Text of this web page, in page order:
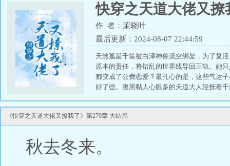
快穿之天道大佬又撩
作 者：茉晓叶
最后更新：2024-08-07 22:44:59
天煞孤星千笙被白泽神兽流空绑架，为了复
原本的责任，将错乱的世界线导回正轨。她
都变成了公费恋爱？最扎心的是，这些气运
好了些。腹黑黏人心眼多的天道大人轻抚着
《快穿之天道大佬又撩我了》第270章 大结局
秋去冬来。